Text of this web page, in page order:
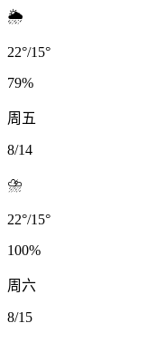
🌦️
22°/15°
79%
周五
8/14
⛈️
22°/15°
100%
周六
8/15